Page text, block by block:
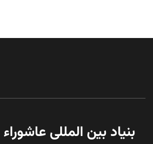
بنیاد بین المللی عاشوراء